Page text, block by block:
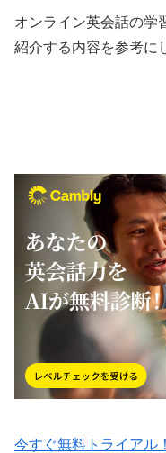
オンライン英会話の学
紹介する内容を参考に
今すぐ無料トライアル